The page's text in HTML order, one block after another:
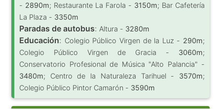
- 2890m; Restaurante La Farola - 3150m; Bar Cafetería
La Plaza - 3350m
Paradas de autobus: Altura - 3280m
Educación: Colegio Público Virgen de la Luz - 290m;
Colegio Público Virgen de Gracia - 3060m;
Conservatorio Profesional de Música "Alto Palancia" -
3480m; Centro de la Naturaleza Tarihuel - 3570m;
Colegio Público Pintor Camarón - 3590m